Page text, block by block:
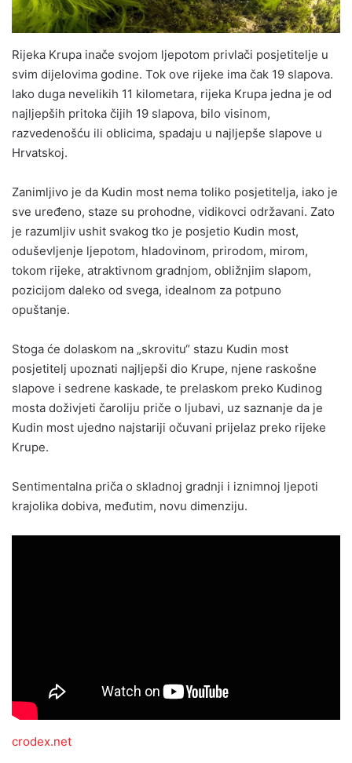
Rijeka Krupa inače svojom ljepotom privlači posjetitelje u
svim dijelovima godine. Tok ove rijeke ima čak 19 slapova.
Iako duga nevelikih 11 kilometara, rijeka Krupa jedna je od
najljepših pritoka čijih 19 slapova, bilo visinom,
razvedenošću ili oblicima, spadaju u najljepše slapove u
Hrvatskoj.
Zanimljivo je da Kudin most nema toliko posjetitelja, iako je
sve uređeno, staze su prohodne, vidikovci održavani. Zato
je razumljiv ushit svakog tko je posjetio Kudin most,
oduševljenje ljepotom, hladovinom, prirodom, mirom,
tokom rijeke, atraktivnom gradnjom, obližnjim slapom,
pozicijom daleko od svega, idealnom za potpuno
opuštanje.
Stoga će dolaskom na „skrovitu“ stazu Kudin most
posjetitelj upoznati najljepši dio Krupe, njene raskošne
slapove i sedrene kaskade, te prelaskom preko Kudinog
mosta doživjeti čaroliju priče o ljubavi, uz saznanje da je
Kudin most ujedno najstariji očuvani prijelaz preko rijeke
Krupe.
Sentimentalna priča o skladnoj gradnji i iznimnoj ljepoti
krajolika dobiva, međutim, novu dimenziju.
crodex.net